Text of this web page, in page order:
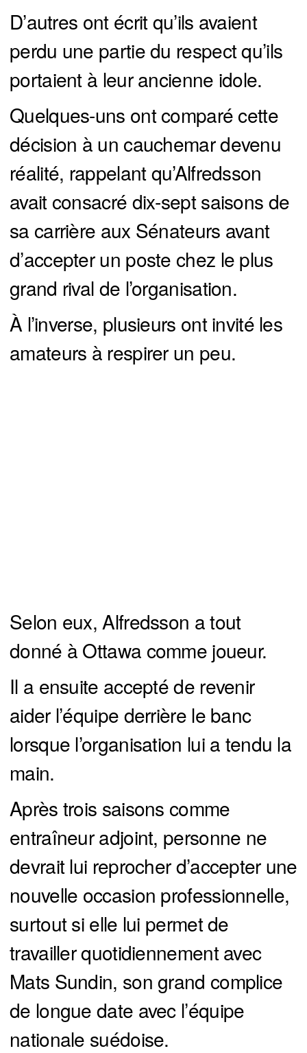
D’autres ont écrit qu’ils avaient
perdu une partie du respect qu’ils
portaient à leur ancienne idole.
Quelques-uns ont comparé cette
décision à un cauchemar devenu
réalité, rappelant qu’Alfredsson
avait consacré dix-sept saisons de
sa carrière aux Sénateurs avant
d’accepter un poste chez le plus
grand rival de l’organisation.
À l’inverse, plusieurs ont invité les
amateurs à respirer un peu.
Selon eux, Alfredsson a tout
donné à Ottawa comme joueur.
Il a ensuite accepté de revenir
aider l’équipe derrière le banc
lorsque l’organisation lui a tendu la
main.
Après trois saisons comme
entraîneur adjoint, personne ne
devrait lui reprocher d’accepter une
nouvelle occasion professionnelle,
surtout si elle lui permet de
travailler quotidiennement avec
Mats Sundin, son grand complice
de longue date avec l’équipe
nationale suédoise.